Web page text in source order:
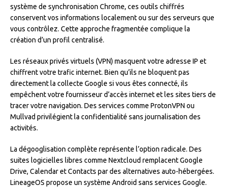
système de synchronisation Chrome, ces outils chiffrés
conservent vos informations localement ou sur des serveurs que
vous contrôlez. Cette approche fragmentée complique la
création d’un profil centralisé.
Les réseaux privés virtuels (VPN) masquent votre adresse IP et
chiffrent votre trafic internet. Bien qu’ils ne bloquent pas
directement la collecte Google si vous êtes connecté, ils
empêchent votre fournisseur d’accès internet et les sites tiers de
tracer votre navigation. Des services comme ProtonVPN ou
Mullvad privilégient la confidentialité sans journalisation des
activités.
La dégooglisation complète représente l’option radicale. Des
suites logicielles libres comme Nextcloud remplacent Google
Drive, Calendar et Contacts par des alternatives auto-hébergées.
LineageOS propose un système Android sans services Google.